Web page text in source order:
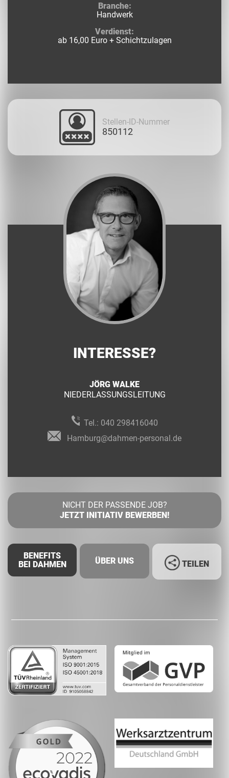
Branche:
Handwerk
Verdienst:
ab 16,00 Euro + Schichtzulagen
Stellen-ID-Nummer
850112
INTERESSE?
JÖRG WALKE
NIEDERLASSUNGSLEITUNG
Tel.: 040 298416040
Hamburg@dahmen-personal.de
NICHT DER PASSENDE JOB?
JETZT INITIATIV BEWERBEN!
BENEFITS
BEI DAHMEN
ÜBER UNS TEILEN